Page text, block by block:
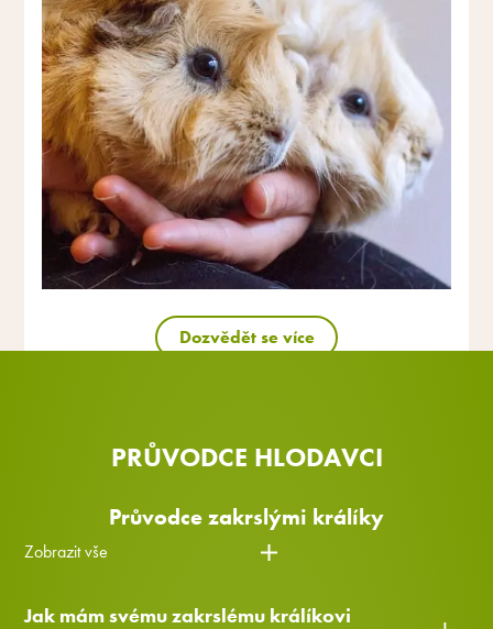
Dozvědět se více
PRŮVODCE HLODAVCI
Průvodce zakrslými králíky
Zobrazit vše
Jak mám svému zakrslému králíkovi